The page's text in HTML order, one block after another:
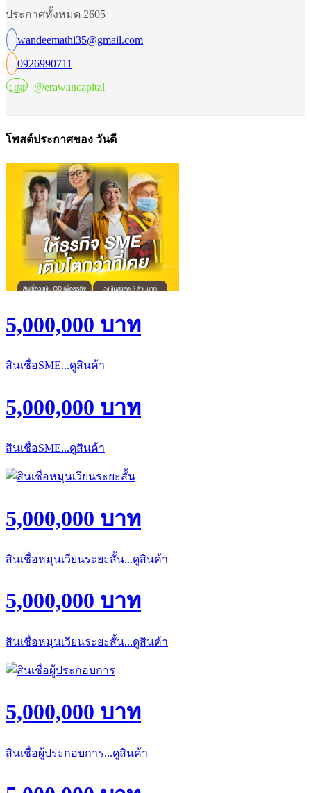
ประกาศทั้งหมด 2605
wandeemathi35@gmail.com
0926990711
LINE @erawancapital
โพสต์ประกาศของ วันดี
5,000,000 บาท
สินเชื่อSME...ดูสินค้า
5,000,000 บาท
สินเชื่อSME...ดูสินค้า
5,000,000 บาท
สินเชื่อหมุนเวียนระยะสั้น...ดูสินค้า
5,000,000 บาท
สินเชื่อหมุนเวียนระยะสั้น...ดูสินค้า
5,000,000 บาท
สินเชื่อผู้ประกอบการ...ดูสินค้า